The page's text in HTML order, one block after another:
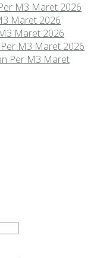
M3 Maret 2026
Maret 2026
Maret 2026
M3 Maret 2026
Per M3 Maret